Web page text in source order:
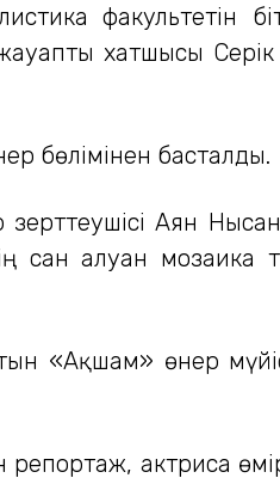
факультетін
хатшысы
бөлімінен басталды.
Аян
сан алуан
«Ақшам» өнер
актриса